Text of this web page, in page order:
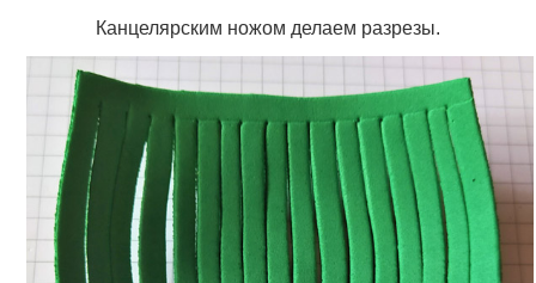
Канцелярским ножом делаем разрезы.